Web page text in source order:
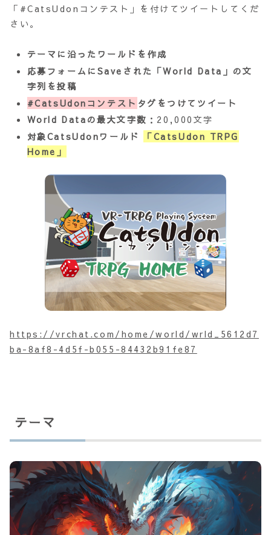
「#CatsUdonコンテスト」を付けてツイートしてくだ
さい。
テーマに沿ったワールドを作成
応募フォームにSaveされた「World Data」の文
字列を投稿
#CatsUdonコンテスト タグをつけてツイート
World Dataの最大文字数 ：20,000文字
対象CatsUdonワールド
「CatsUdon TRPG
Home」
https://vrchat.com/home/world/wrld_5612d7
ba-8af8-4d5f-b055-84432b91fe87
テーマ